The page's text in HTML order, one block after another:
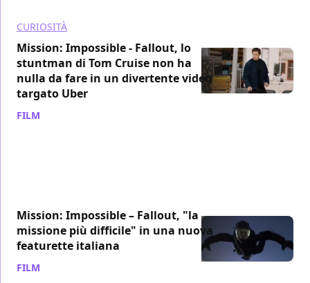
CURIOSITÀ
Mission: Impossible - Fallout, lo
stuntman di Tom Cruise non ha
nulla da fare in un divertente video
targato Uber
FILM
Mission: Impossible – Fallout, "la
missione più difficile" in una nuova
featurette italiana
FILM